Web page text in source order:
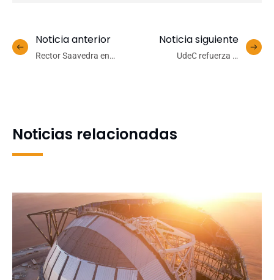
Noticia anterior
Rector Saavedra en
Noticia siguiente
UdeC refuerza el
Noticias relacionadas